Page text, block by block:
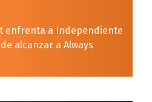
enfrenta a Independiente
alcanzar a Always